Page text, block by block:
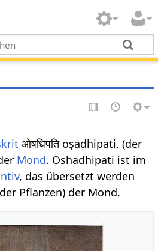
ओषधिपति oṣadhipati, (der
Mond. Oshadhipati ist im
, das übersetzt werden
Pflanzen) der Mond.